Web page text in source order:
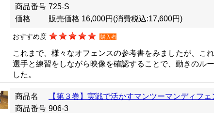
商品番号 725-S
価格
販売価格 16,000円 (消費税込:17,600円)
おすすめ度 購入者
これまで、様々なオフェンスの参考書をみましたが、こ
選手と練習をしながら映像を確認することで、動きのル
した。
商品名
【第３巻】実戦で活かすマンツーマンディフ
商品番号 906-3